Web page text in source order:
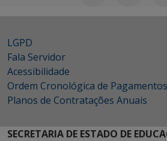
LGPD
Fala Servidor
Acessibilidade
Ordem Cronológica de Pagamentos
Planos de Contratações Anuais
SECRETARIA DE ESTADO DE